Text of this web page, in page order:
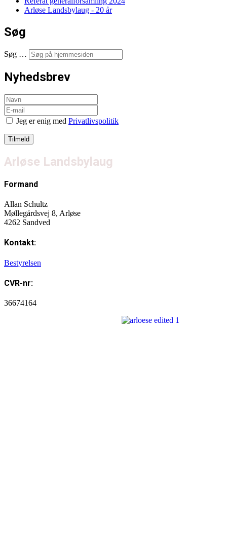
Arløse Landsbylaug - 20 år
Søg
Søg …
Nyhedsbrev
Jeg er enig med Privatlivspolitik
Arløse Landsbylaug
Formand
Allan Schultz
Møllegårdsvej 8, Arløse
4262 Sandved
Kontakt:
Bestyrelsen
CVR-nr:
36674164